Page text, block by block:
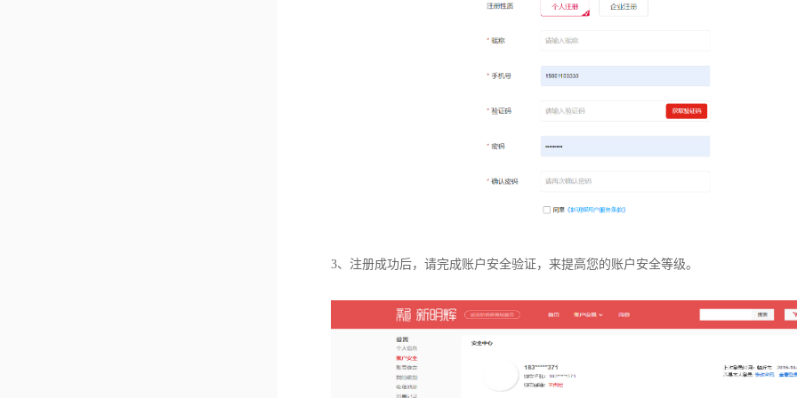
3、注册成功后，请完成账户安全验证，来提高您的账户安全等级。